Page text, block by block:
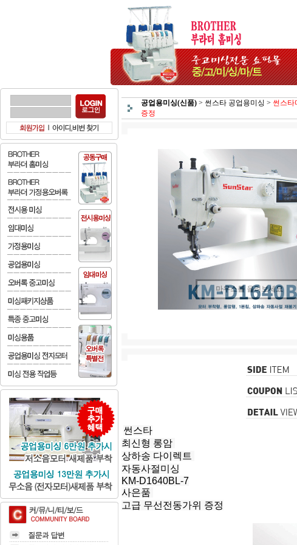
공업용미싱(신품) > 썬스타 공업용미싱 > 썬스타
증정
마우스를 올려보세요
썬스타
최신형 롱암
상하송 다이렉트
자동사절미싱
KM-D1640BL-7
사은품
고급 무선전동가위 증정